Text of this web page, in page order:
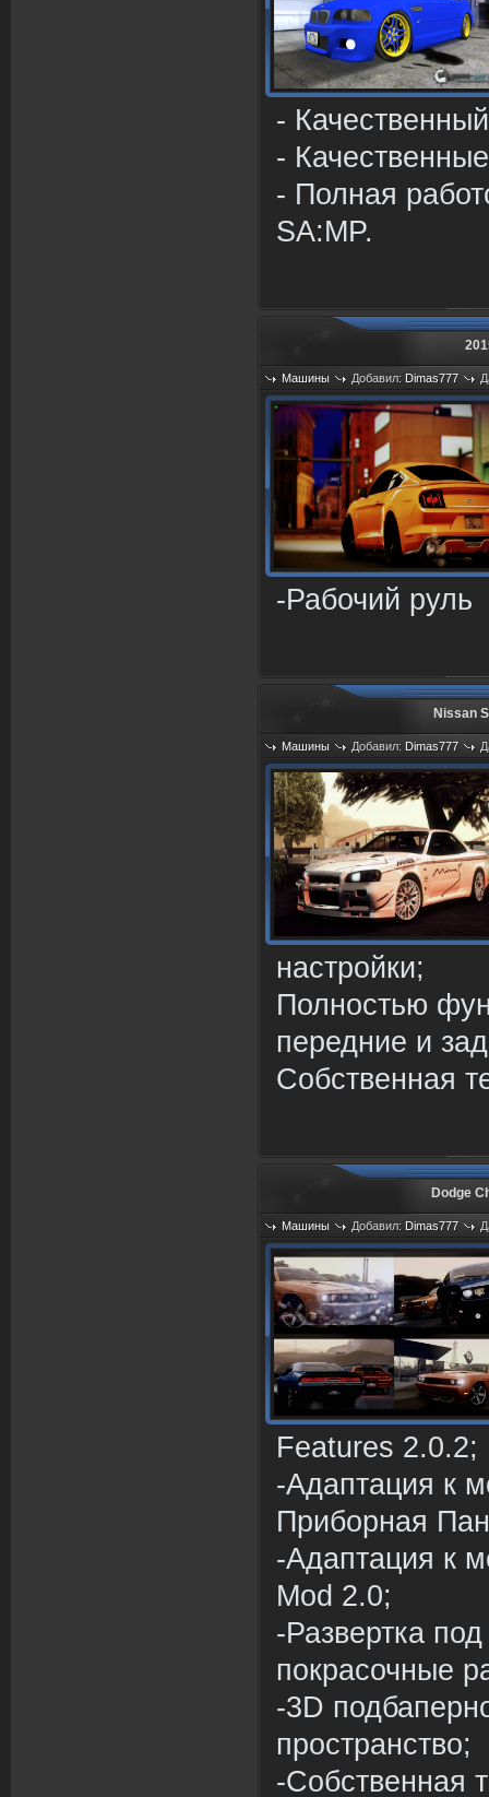
-
-
- Полная
SA:MP.
Машины Добавил: Dimas777
Просмотров: 1165
-Рабочий руль
Nissan
Машины Добавил: Dimas777
Просмотров: 845
настройки;
Полностью
передние и
Собственная
Dodge
Машины Добавил: Dimas777
Просмотров: 856
Features 2.0.2;
-Адаптация к
Приборная
-Адаптация к
Mod 2.0;
-Развертка
покрасочные
-3D
пространство;
-Собственная